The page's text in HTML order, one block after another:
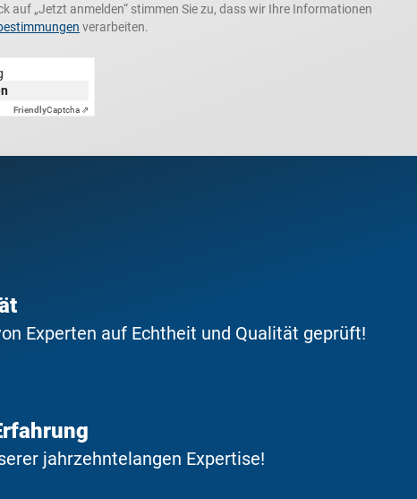
auf „Jetzt anmelden“ stimmen Sie zu, dass wir Ihre Informationen
verarbeiten.
FriendlyCaptcha ⇗
Experten auf Echtheit und Qualität geprüft!
jahrzehntelangen Expertise!